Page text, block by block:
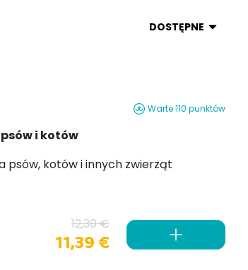
DOSTĘPNE
Warte 110 punktów
i kotów
12,30 €
11,39 €